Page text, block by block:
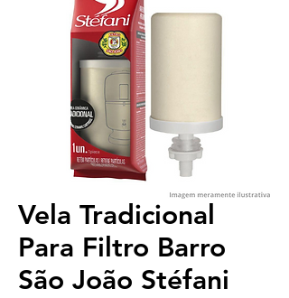
Vela Tradicional
Para Filtro Barro
São João Stéfani